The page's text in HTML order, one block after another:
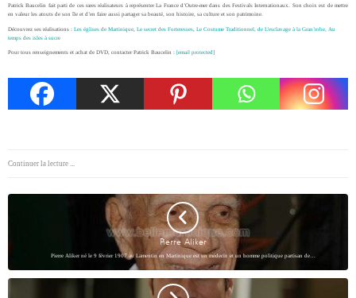
Patrick Baucelin fait parti de ces rares réalisateurs à représenter La France d’Outre-mer dans des Festivals Internationaux. Son choix est de mettre
en valeur les atouts de son île et d’en faire aussi partager sa beauté, son histoire, sa culture et son patrimoine.
Découvrez ses réalisations : Les églises de Martinique, Le secret des Forteresses, Le Costume Traditionnel, de L’esclavage à la Gran’robe, Au
temps des isles à sucre
Pour tous renseignements et achat de DVD, contacter Patrick Baucelin : [email protected]
Continuer la lecture ...
Pierre Aliker
Pierre Aliker né le 9 février 1907 au Lamentin en Martinique est un médecin et un homme politique partisan de…